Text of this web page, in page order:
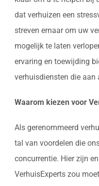
dat verhuizen een
streven ernaar om uw
mogelijk te laten
ervaring en toewijding
verhuisdiensten die aan
Waarom kiezen voor
Als gerenommeerd
tal van voordelen die
concurrentie. Hier zijn
VerhuisExperts zou